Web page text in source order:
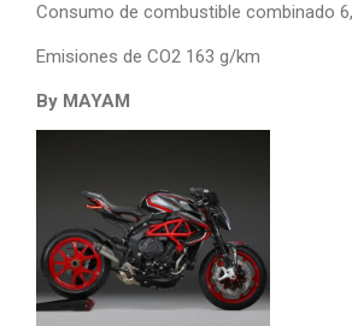
Consumo de combustible combinado
Emisiones de CO2 163 g/km
By MAYAM